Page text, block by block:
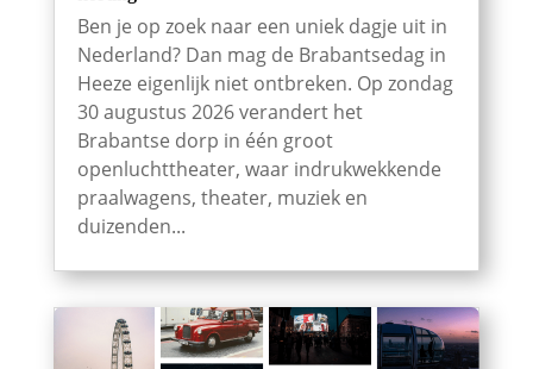
Ben je op zoek naar een uniek dagje uit in
Nederland? Dan mag de Brabantsedag in
Heeze eigenlijk niet ontbreken. Op zondag
30 augustus 2026 verandert het
Brabantse dorp in één groot
openluchttheater, waar indrukwekkende
praalwagens, theater, muziek en
duizenden...